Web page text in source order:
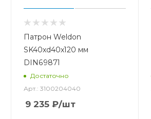
Патрон Weldon
SK40xd40x120 мм
DIN69871
Достаточно
Арт.: 3100204040
9 235₽/шт